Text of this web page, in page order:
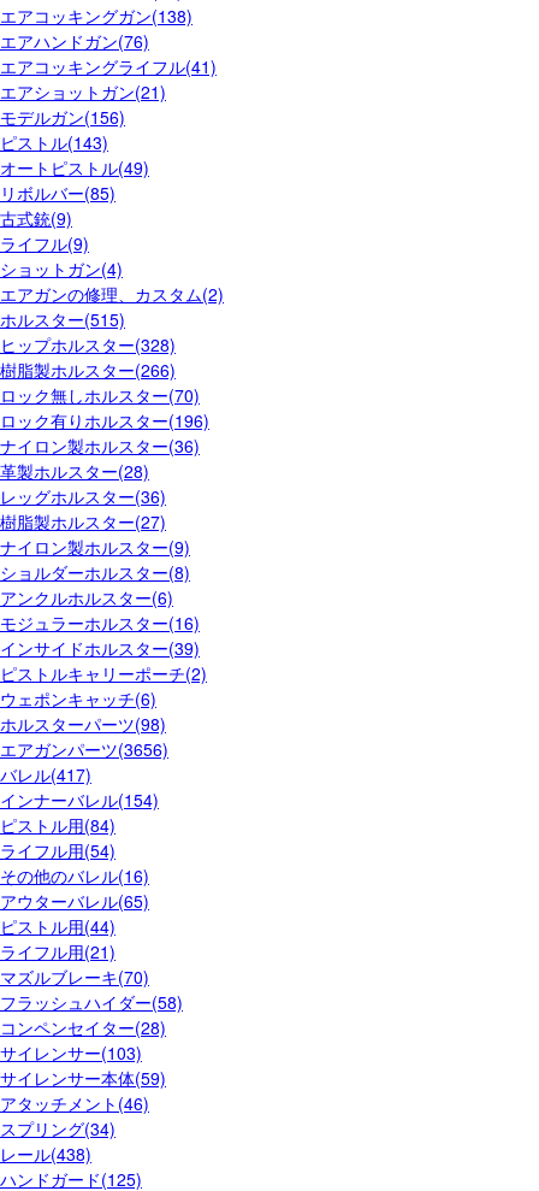
エアコッキングガン(138)
エアハンドガン(76)
エアコッキングライフル(41)
エアショットガン(21)
モデルガン(156)
ピストル(143)
オートピストル(49)
リボルバー(85)
古式銃(9)
ライフル(9)
ショットガン(4)
エアガンの修理、カスタム(2)
ホルスター(515)
ヒップホルスター(328)
樹脂製ホルスター(266)
ロック無しホルスター(70)
ロック有りホルスター(196)
ナイロン製ホルスター(36)
革製ホルスター(28)
レッグホルスター(36)
樹脂製ホルスター(27)
ナイロン製ホルスター(9)
ショルダーホルスター(8)
アンクルホルスター(6)
モジュラーホルスター(16)
インサイドホルスター(39)
ピストルキャリーポーチ(2)
ウェポンキャッチ(6)
ホルスターパーツ(98)
エアガンパーツ(3656)
バレル(417)
インナーバレル(154)
ピストル用(84)
ライフル用(54)
その他のバレル(16)
アウターバレル(65)
ピストル用(44)
ライフル用(21)
マズルブレーキ(70)
フラッシュハイダー(58)
コンペンセイター(28)
サイレンサー(103)
サイレンサー本体(59)
アタッチメント(46)
スプリング(34)
レール(438)
ハンドガード(125)